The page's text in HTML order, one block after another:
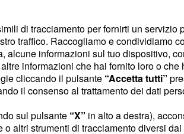
per assicurarsi le
nella possibilità di
alla clausola
è disposta a cedere
ai35 milioni di euro,
di tracciamento per fornirti un servizio
traffico. Raccogliamo e condividiamo
alcune informazioni sul tuo dispositivo,
informazioni che hai fornito loro o
cliccando il pulsante “Accetta tutti”
il consenso al trattamento dei dati
sul pulsante “X” in alto a destra),
o altri strumenti di tracciamento diversi